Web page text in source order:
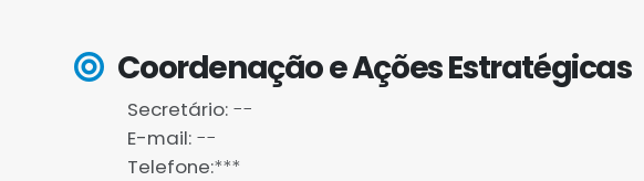
Coordenação e Ações Estratégicas
Secretário: --
E-mail: --
Telefone:***